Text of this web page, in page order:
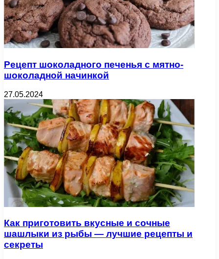
Рецепт шоколадного печенья с мятно-
шоколадной начинкой
27.05.2024
Как приготовить вкусные и сочные
шашлыки из рыбы — лучшие рецепты и
секреты